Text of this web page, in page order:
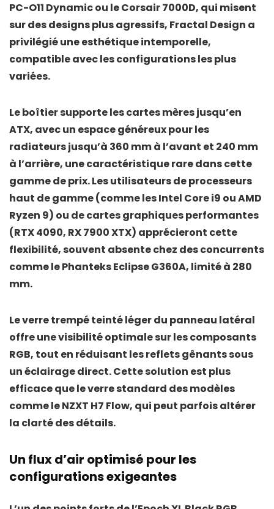
PC-O11 Dynamicou leCorsair 7000D, qui misent
sur des designs plus agressifs, Fractal Design a
privilégié une esthétique intemporelle,
compatible avec les configurations les plus
variées.
Le boîtier supporte lescartes mères jusqu’en
ATX, avec un espace généreux pour les
radiateurs jusqu’à 360 mmà l’avant et 240 mm
à l’arrière, une caractéristique rare dans cette
gamme de prix. Les utilisateurs de processeurs
haut de gamme (comme lesIntel Core i9 ouAMD
Ryzen 9) ou de cartes graphiques performantes
(RTX 4090, RX 7900 XTX) apprécieront cette
flexibilité, souvent absente chez des concurrents
comme lePhanteks Eclipse G360A, limité à 280
mm.
Leverre trempé teinté légerdu panneau latéral
offre une visibilité optimale sur les composants
RGB, tout en réduisant les reflets gênants sous
un éclairage direct. Cette solution est plus
efficace que le verre standard des modèles
comme leNZXT H7 Flow, qui peut parfois altérer
la clarté des détails.
Un flux d’air optimisé pour les
configurations exigeantes